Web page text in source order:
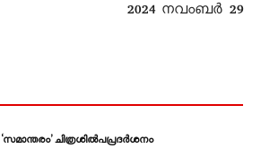
2024 നവംബർ 29
‘സമാന്തരം’ ചിത്രശിൽപപ്രദർശനം